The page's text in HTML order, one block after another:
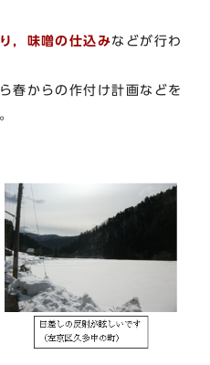
，味噌の仕込みなどが行わ
春からの作付け計画などを